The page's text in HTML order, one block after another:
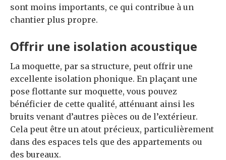
sont moins importants, ce qui contribue à un
chantier plus propre.
Offrir une isolation acoustique
La moquette, par sa structure, peut offrir une
excellente isolation phonique. En plaçant une
pose flottante sur moquette, vous pouvez
bénéficier de cette qualité, atténuant ainsi les
bruits venant d’autres pièces ou de l’extérieur.
Cela peut être un atout précieux, particulièrement
dans des espaces tels que des appartements ou
des bureaux.